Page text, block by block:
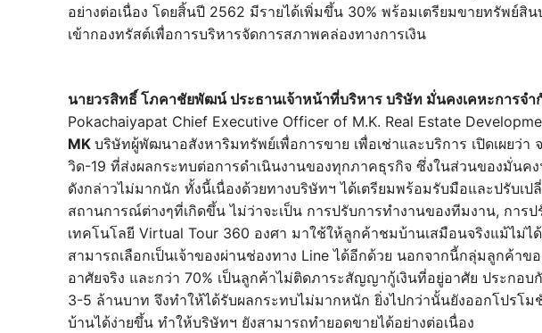
อย่างต่อเนื่อง โดยสิ้นปี 2562 มีรายได้เพิ่มขึ้น 30% พร้อมเตรียมขายทรัพย์สิ
เข้ากองทรัสต์เพื่อการบริหารจัดการสภาพคล่องทางการเงิน
นายวรสิทธิ์ โภคาชัยพัฒน์ ประธานเจ้าหน้าที่บริหาร บริษัท มั่นคงเคหะการจ
Pokachaiyapat Chief Executive Officer of M.K. Real Estate
MK บริษัทผู้พัฒนาอสังหาริมทรัพย์เพื่อการขาย เพื่อเช่าและบริการ เปิดเผยว่า
วิด-19 ที่ส่งผลกระทบต่อการดำเนินงานของทุกภาคธุรกิจ ซึ่งในส่วนของมั่นค
ดังกล่าวไม่มากนัก ทั้งนี้เนื่องด้วยทางบริษัทฯ ได้เตรียมพร้อมรับมือและปรับเ
สถานการณ์ต่างๆที่เกิดขึ้น ไม่ว่าจะเป็น การปรับการทำงานของทีมงาน, การป
เทคโนโลยี Virtual Tour 360 องศา มาใช้ให้ลูกค้าชมบ้านเสมือนจริงแม้ไม่ไ
สามารถเลือกเป็นเจ้าของผ่านช่องทาง Line ได้อีกด้วย นอกจากนี้กลุ่มลูกค้า
อาศัยจริง และกว่า 70% เป็นลูกค้าไม่ติดภาระสัญญากู้เงินที่อยู่อาศัย ประกอ
3-5 ล้านบาท จึงทำให้ได้รับผลกระทบไม่มากหนัก ยิ่งไปกว่านั้นยังออกโปรโ
บ้านได้ง่ายขึ้น ทำให้บริษัทฯ ยังสามารถทำยอดขายได้อย่างต่อเนื่อง